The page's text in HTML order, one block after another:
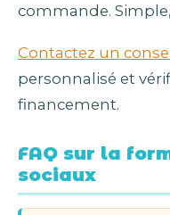
commande.
Contactez un
personnalisé et
financement.
FAQ sur la
sociaux